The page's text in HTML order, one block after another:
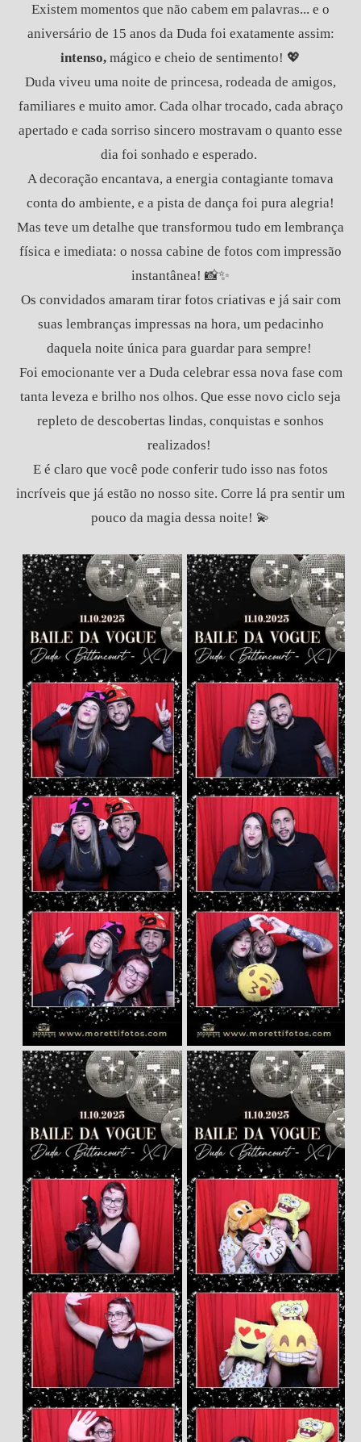
Existem momentos que não cabem em palavras... e o
aniversário de 15 anos da Duda foi exatamente assim:
intenso, mágico e cheio de sentimento! 💖
Duda viveu uma noite de princesa, rodeada de amigos,
familiares e muito amor. Cada olhar trocado, cada abraço
apertado e cada sorriso sincero mostravam o quanto esse
dia foi sonhado e esperado.
A decoração encantava, a energia contagiante tomava
conta do ambiente, e a pista de dança foi pura alegria!
Mas teve um detalhe que transformou tudo em lembrança
física e imediata: o nossa cabine de fotos com impressão
instantânea! 📸✨
Os convidados amaram tirar fotos criativas e já sair com
suas lembranças impressas na hora, um pedacinho
daquela noite única para guardar para sempre!
Foi emocionante ver a Duda celebrar essa nova fase com
tanta leveza e brilho nos olhos. Que esse novo ciclo seja
repleto de descobertas lindas, conquistas e sonhos
realizados!
E é claro que você pode conferir tudo isso nas fotos
incríveis que já estão no nosso site. Corre lá pra sentir um
pouco da magia dessa noite! 💫